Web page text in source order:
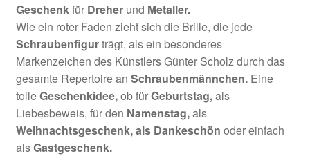
Geschenkfür Dreher und Metaller.
Wie ein roter Faden zieht sich die Brille, die jede
Schraubenfigurträgt, als ein besonderes
Markenzeichen des Künstlers Günter Scholz durch das
gesamte Repertoire an Schraubenmännchen.Eine
tolleGeschenkidee,ob fürGeburtstag,als
Liebesbeweis, für den Namenstag,als
Weihnachtsgeschenk,als Dankeschön oder einfach
alsGastgeschenk.